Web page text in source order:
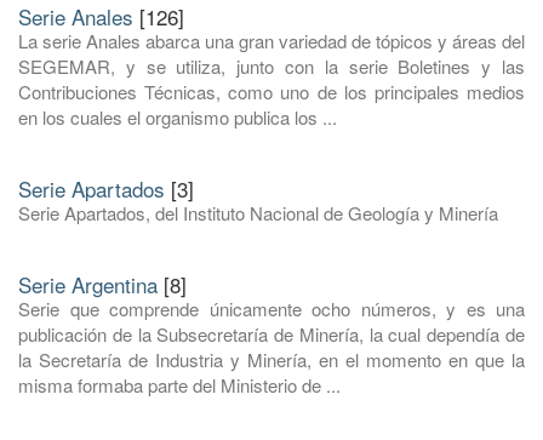
Serie Anales [126]
La serie Anales abarca una gran variedad de tópicos y áreas del
SEGEMAR, y se utiliza, junto con la serie Boletines y las
Contribuciones Técnicas, como uno de los principales medios
en los cuales el organismo publica los ...
Serie Apartados [3]
Serie Apartados, del Instituto Nacional de Geología y Minería
Serie Argentina [8]
Serie que comprende únicamente ocho números, y es una
publicación de la Subsecretaría de Minería, la cual dependía de
la Secretaría de Industria y Minería, en el momento en que la
misma formaba parte del Ministerio de ...